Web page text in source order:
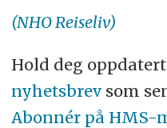
(NHO Reiseliv)
Hold deg
nyhetsbrevsom
Abonnér på HMS-